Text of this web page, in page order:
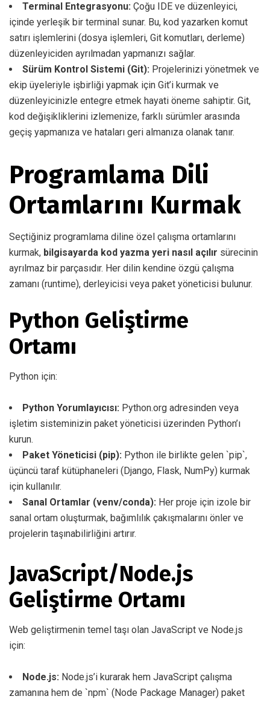
Terminal Entegrasyonu: Çoğu IDE ve düzenleyici,
içinde yerleşik bir terminal sunar. Bu, kod yazarken komut
satırı işlemlerini (dosya işlemleri, Git komutları, derleme)
düzenleyiciden ayrılmadan yapmanızı sağlar.
Sürüm Kontrol Sistemi (Git): Projelerinizi yönetmek ve
ekip üyeleriyle işbirliği yapmak için Git’i kurmak ve
düzenleyicinizle entegre etmek hayati öneme sahiptir. Git,
kod değişikliklerini izlemenize, farklı sürümler arasında
geçiş yapmanıza ve hataları geri almanıza olanak tanır.
Programlama Dili
Ortamlarını Kurmak
Seçtiğiniz programlama diline özel çalışma ortamlarını
kurmak, bilgisayarda kod yazma yeri nasıl açılır sürecinin
ayrılmaz bir parçasıdır. Her dilin kendine özgü çalışma
zamanı (runtime), derleyicisi veya paket yöneticisi bulunur.
Python Geliştirme
Ortamı
Python için:
Python Yorumlayıcısı: Python.org adresinden veya
işletim sisteminizin paket yöneticisi üzerinden Python’ı
kurun.
Paket Yöneticisi (pip): Python ile birlikte gelen `pip`,
üçüncü taraf kütüphaneleri (Django, Flask, NumPy) kurmak
için kullanılır.
Sanal Ortamlar (venv/conda): Her proje için izole bir
sanal ortam oluşturmak, bağımlılık çakışmalarını önler ve
projelerin taşınabilirliğini artırır.
JavaScript/Node.js
Geliştirme Ortamı
Web geliştirmenin temel taşı olan JavaScript ve Node.js
için:
Node.js: Node.js’i kurarak hem JavaScript çalışma
zamanına hem de `npm` (Node Package Manager) paket